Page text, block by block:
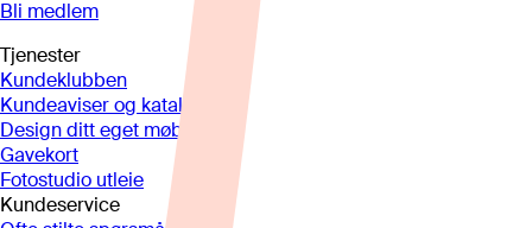
Bli medlem
Tjenester
Kundeklubben
Kundeaviser og kataloger
Design ditt eget møbel
Gavekort
Fotostudio utleie
Kundeservice